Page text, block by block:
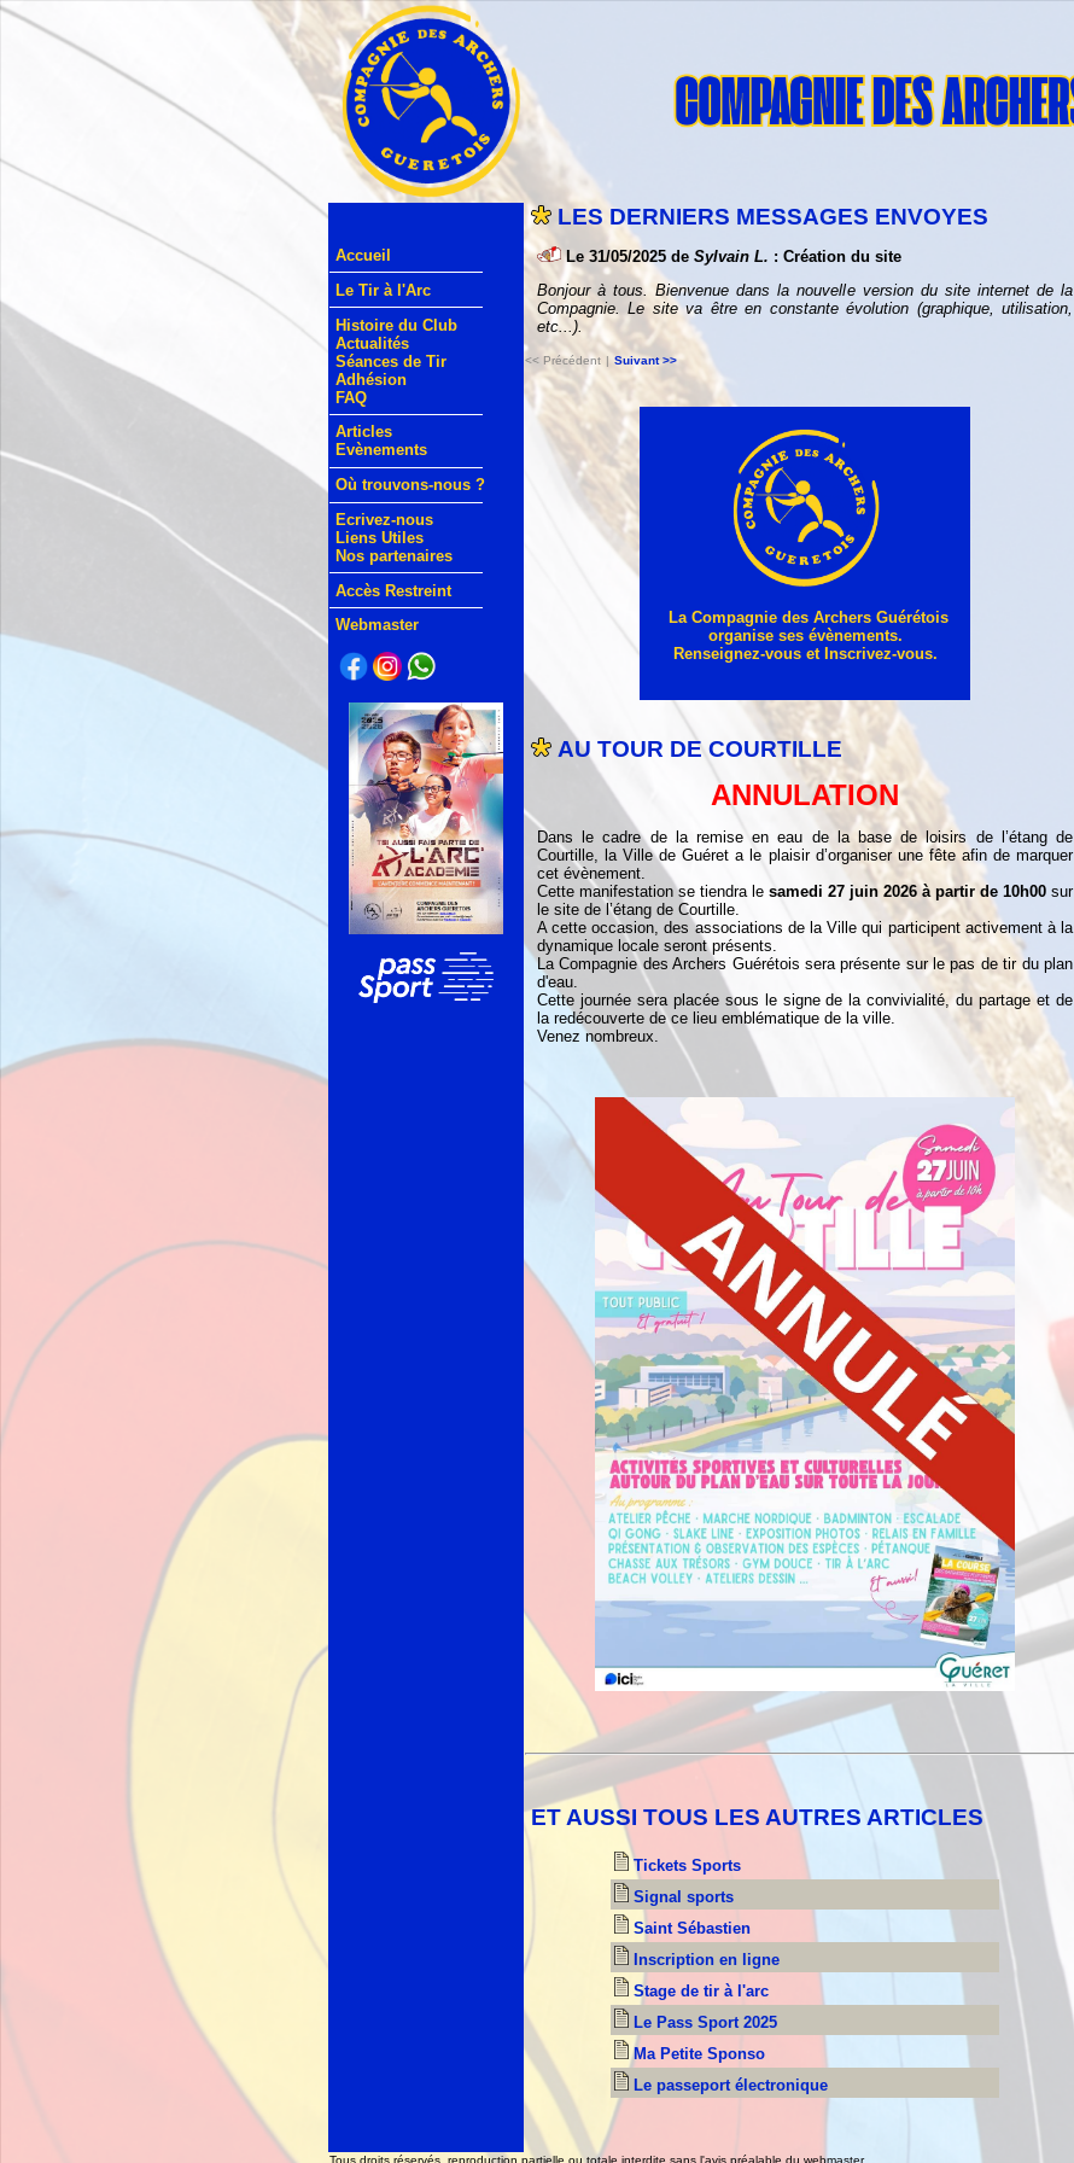
Accueil
Le Tir à l'Arc
Histoire du Club
Actualités
Séances de Tir
Adhésion
FAQ
Articles
Evènements
Où trouvons-nous ?
Ecrivez-nous
Liens Utiles
Nos partenaires
Accès Restreint
Webmaster
LES DERNIERS MESSAGES ENVOYES
Le 31/05/2025 de Sylvain L. : Création du site
Bonjour à tous. Bienvenue dans la nouvelle version du site internet de la
Compagnie. Le site va être en constante évolution (graphique, utilisation,
etc...).
<< Précédent Suivant >>
La Compagnie des Archers Guérétois
organise ses évènements.
Renseignez-vous et Inscrivez-vous.
AU TOUR DE COURTILLE
ANNULATION
Dans le cadre de la remise en eau de la base de loisirs de l’étang de
Courtille, la Ville de Guéret a le plaisir d’organiser une fête afin de marquer
cet évènement.
Cette manifestation se tiendra le samedi 27 juin 2026 à partir de 10h00 sur
le site de l’étang de Courtille.
A cette occasion, des associations de la Ville qui participent activement à la
dynamique locale seront présents.
La Compagnie des Archers Guérétois sera présente sur le pas de tir du plan
d'eau.
Cette journée sera placée sous le signe de la convivialité, du partage et de
la redécouverte de ce lieu emblématique de la ville.
Venez nombreux.
ET AUSSI TOUS LES AUTRES ARTICLES
Tickets Sports
Signal sports
Saint Sébastien
Inscription en ligne
Stage de tir à l'arc
Le Pass Sport 2025
Ma Petite Sponso
Le passeport électronique
Tous droits réservés, reproduction partielle ou totale interdite sans l'avis préalable du webmaster